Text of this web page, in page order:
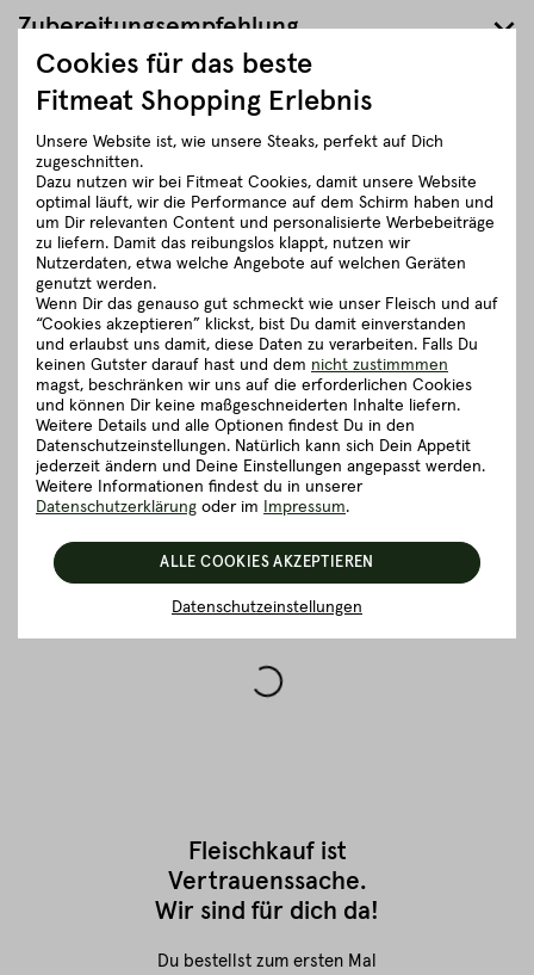
Zubereitungsempfehlung
Herkunft und Haltung
Details zum Artikel ”Putensteak”
Gut zu wissen
Verpackung und Lieferung
5 richtig gute Gründe für Fitmeat
ZURÜCK ZUR ÜBERSICHT
Fleischkauf ist
Vertrauenssache.
Wir sind für dich da!
Du bestellst zum ersten Mal
Cookies für das beste
Fitmeat Shopping Erlebnis
Unsere Website ist, wie unsere Steaks, perfekt auf Dich
zugeschnitten.
Dazu nutzen wir bei Fitmeat Cookies, damit unsere Website
optimal läuft, wir die Performance auf dem Schirm haben und
um Dir relevanten Content und personalisierte Werbebeiträge
zu liefern. Damit das reibungslos klappt, nutzen wir
Nutzerdaten, etwa welche Angebote auf welchen Geräten
genutzt werden.
Wenn Dir das genauso gut schmeckt wie unser Fleisch und auf
“Cookies akzeptieren” klickst, bist Du damit einverstanden
und erlaubst uns damit, diese Daten zu verarbeiten. Falls Du
keinen Gutster darauf hast und dem nicht zustimmmen
magst, beschränken wir uns auf die erforderlichen Cookies
und können Dir keine maßgeschneiderten Inhalte liefern.
Weitere Details und alle Optionen findest Du in den
Datenschutzeinstellungen. Natürlich kann sich Dein Appetit
jederzeit ändern und Deine Einstellungen angepasst werden.
Weitere Informationen findest du in unserer
Datenschutzerklärung oder im Impressum.
Datenschutzeinstellungen
ALLE COOKIES AKZEPTIEREN